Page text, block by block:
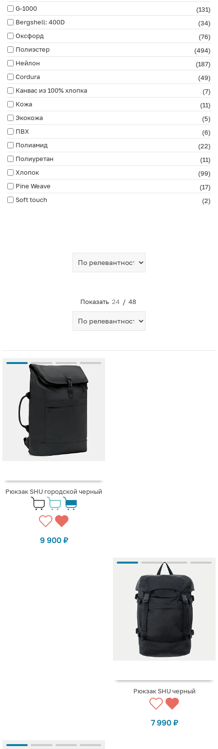
G-1000
(131)
Bergshell: 400D
(34)
Оксфорд
(76)
Полиэстер
(494)
Нейлон
(187)
Cordura
(49)
Канвас из 100% хлопка
(7)
Кожа
(11)
Экокожа
(5)
ПВХ
(6)
Полиамид
(22)
Полиуретан
(11)
Хлопок
(99)
Pine Weave
(17)
Soft touch
(2)
Показать 24 / 48
Рюкзак SHU городской черный
9 900 ₽
Рюкзак SHU черный
7 990 ₽